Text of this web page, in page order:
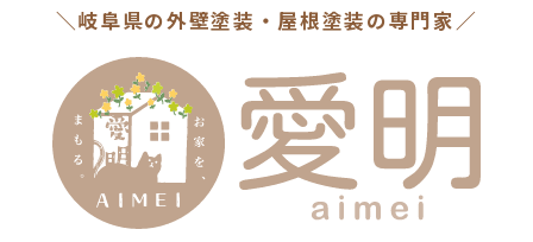
＼岐阜県の外壁塗装・屋根塗装の専門家／